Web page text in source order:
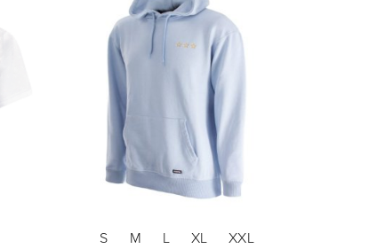
S M L XL XXL